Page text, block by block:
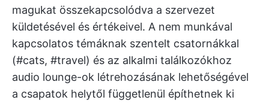
magukat összekapcsolódva a szervezet
küldetésével és értékeivel. A nem munkával
kapcsolatos témáknak szentelt csatornákkal
(#cats, #travel) és az alkalmi találkozókhoz
audio lounge-ok létrehozásának lehetőségével
a csapatok helytől függetlenül építhetnek ki